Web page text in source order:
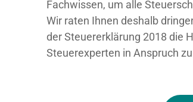
Fachwissen, um alle
Wir raten Ihnen deshalb
der Steuererklärung 2018 die
Steuerexperten in Anspruch